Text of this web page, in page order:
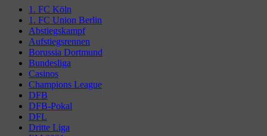
1. FC Köln
1. FC Union Berlin
Abstiegskampf
Aufstiegsrennen
Borussia Dortmund
Bundesliga
Casinos
Champions League
DFB
DFB-Pokal
DFL
Dritte Liga